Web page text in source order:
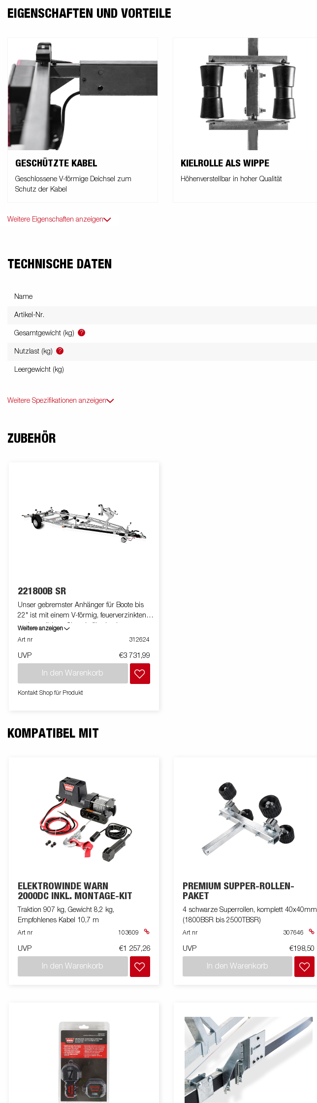
EIGENSCHAFTEN UND VORTEILE
GESCHÜTZTE KABEL
Geschlossene V-förmige Deichsel zum
Schutz der Kabel
KIELROLLE ALS WIPPE
Höhenverstellbar in hoher Qualität
Weitere Eigenschaften anzeigen
TECHNISCHE DATEN
Name
Artikel-Nr.
Gesamtgewicht (kg) ?
Nutzlast (kg) ?
Leergewicht (kg)
Weitere Spezifikationen anzeigen
ZUBEHÖR
221800B SR
Unser gebremster Anhänger für Boote bis
22" ist mit einem V-förmig, feuerverzinkten
und verstärkten Chassis für eine lange
Lebensdauer ausgestattet. Dies bietet Dir ein
hochwertigen Premium Rollen die Premium
Kielrollen haben die Aufgabe einen geringen
elektrischen Leitungen sind vollständig
sorgen für eine lange Lebensdauer. Die
Winde und der Windenstand sind leicht
Weitere anzeigen
Art nr
312624
UVP €3 731,99
In den Warenkorb
Kontakt Shop für Produkt
KOMPATIBEL MIT
ELEKTROWINDE WARN
2000DC INKL. MONTAGE-KIT
Traktion 907 kg, Gewicht 8,2 kg,
Empfohlenes Kabel 10,7 m
Art nr 103609
UVP €1 257,26
In den Warenkorb
PREMIUM SUPPER-ROLLEN-
PAKET
4 schwarze Superrollen, komplett 40x40mm
(1800BSR bis 2500TBSR)
Art nr 307646
UVP €198,50
In den Warenkorb